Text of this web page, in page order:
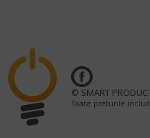
© SMART
Toate preturile includ